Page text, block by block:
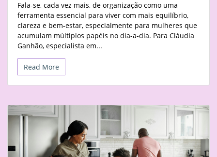
Fala-se, cada vez mais, de organização como uma
ferramenta essencial para viver com mais equilíbrio,
clareza e bem-estar, especialmente para mulheres que
acumulam múltiplos papéis no dia-a-dia. Para Cláudia
Ganhão, especialista em...
Read More